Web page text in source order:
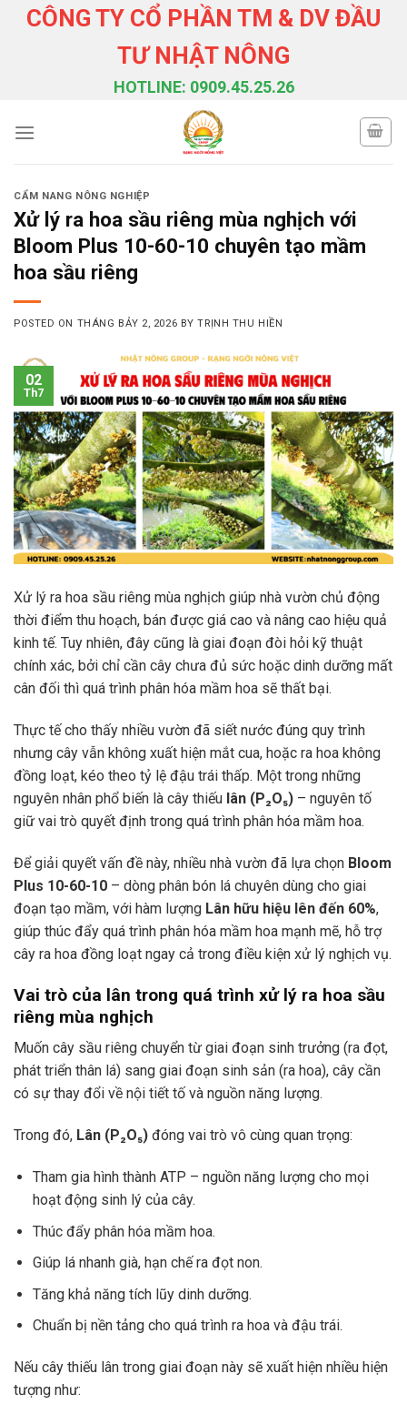
SkipCÔNG TY CỔ PHẦN TM & DV ĐẦU
TƯ NHẬT NÔNG
HOTLINE: 0909.45.25.26
CẨM NANG NÔNG NGHIỆP
Xử lý ra hoa sầu riêng mùa nghịch với
Bloom Plus 10-60-10 chuyên tạo mầm
hoa sầu riêng
POSTED ON THÁNG BẢY 2, 2026 BYTRỊNH THU HIỀN
02
Th7
Xử lý ra hoa sầu riêng mùa nghịch giúp nhà vườn chủ động
thời điểm thu hoạch, bán được giá cao và nâng cao hiệu quả
kinh tế. Tuy nhiên, đây cũng là giai đoạn đòi hỏi kỹ thuật
chính xác, bởi chỉ cần cây chưa đủ sức hoặc dinh dưỡng mất
cân đối thì quá trình phân hóa mầm hoa sẽ thất bại.
Thực tế cho thấy nhiều vườn đã siết nước đúng quy trình
nhưng cây vẫn không xuất hiện mắt cua, hoặc ra hoa không
đồng loạt, kéo theo tỷ lệ đậu trái thấp. Một trong những
nguyên nhân phổ biến là cây thiếu lân (P₂O₅) – nguyên tố
giữ vai trò quyết định trong quá trình phân hóa mầm hoa.
Để giải quyết vấn đề này, nhiều nhà vườn đã lựa chọn Bloom
Plus 10-60-10 – dòng phân bón lá chuyên dùng cho giai
đoạn tạo mầm, với hàm lượng Lân hữu hiệu lên đến 60%,
giúp thúc đẩy quá trình phân hóa mầm hoa mạnh mẽ, hỗ trợ
cây ra hoa đồng loạt ngay cả trong điều kiện xử lý nghịch vụ.
Vai trò của lân trong quá trình xử lý ra hoa sầu
riêng mùa nghịch
Muốn cây sầu riêng chuyển từ giai đoạn sinh trưởng (ra đọt,
phát triển thân lá) sang giai đoạn sinh sản (ra hoa), cây cần
có sự thay đổi về nội tiết tố và nguồn năng lượng.
Trong đó, Lân (P₂O₅) đóng vai trò vô cùng quan trọng:
Tham gia hình thành ATP – nguồn năng lượng cho mọi
hoạt động sinh lý của cây.
Thúc đẩy phân hóa mầm hoa.
Giúp lá nhanh già, hạn chế ra đọt non.
Tăng khả năng tích lũy dinh dưỡng.
Chuẩn bị nền tảng cho quá trình ra hoa và đậu trái.
Nếu cây thiếu lân trong giai đoạn này sẽ xuất hiện nhiều hiện
tượng như: